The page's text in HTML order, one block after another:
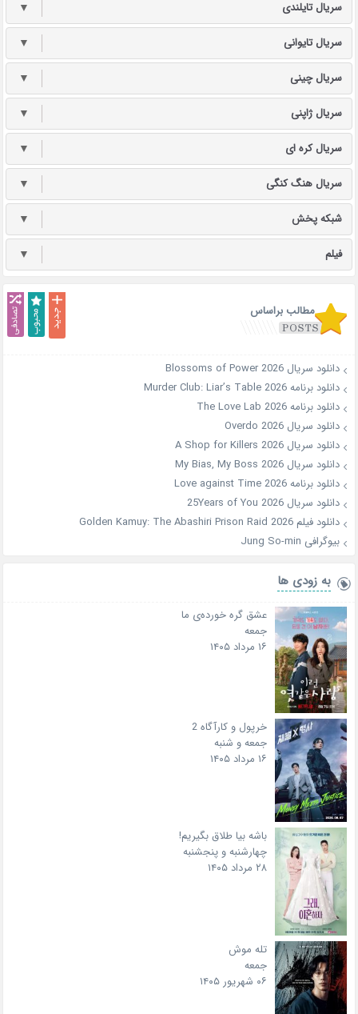
سریال تایلندی ▼
سریال تایوانی ▼
سریال چینی ▼
سریال ژاپنی ▼
سریال کره ای ▼
سریال هنگ کنگی ▼
شبکه پخش ▼
فیلم ▼
مطالب براساس
دانلود سریال Blossoms of Power 2026
دانلود برنامه Murder Club: Liar’s Table 2026
دانلود برنامه The Love Lab 2026
دانلود سریال Overdo 2026
دانلود سریال A Shop for Killers 2026
دانلود سریال My Bias, My Boss 2026
دانلود برنامه Love against Time 2026
دانلود سریال 25Years of You 2026
دانلود فیلم Golden Kamuy: The Abashiri Prison Raid 2026
بیوگرافی Jung So-min
به زودی ها
عشق گره خورده‌ی ما
جمعه
۱۶ مرداد ۱۴۰۵
خرپول و کارآگاه 2
جمعه و شنبه
۱۶ مرداد ۱۴۰۵
باشه بیا طلاق بگیریم!
چهارشنبه و پنجشنبه
۲۸ مرداد ۱۴۰۵
تله موش
جمعه
۰۶ شهریور ۱۴۰۵